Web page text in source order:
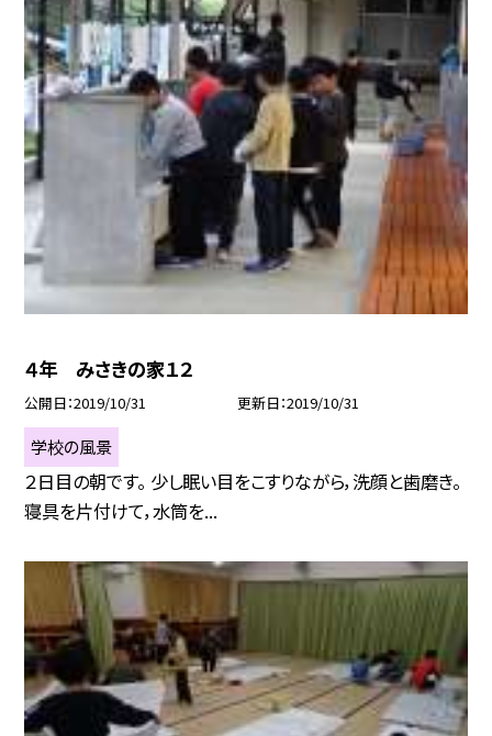
４年 みさきの家１２
公開日 2019/10/31 更新日 2019/10/31
学校の風景
２日目の朝です。 少し眠い目をこすりながら，洗顔と歯磨き。
寝具を片付けて，水筒を...